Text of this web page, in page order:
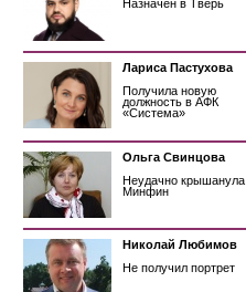
Назначен в Тверь
Лариса Пастухова
Получила новую
должность в АФК
«Система»
Ольга Свинцова
Неудачно крышанула
Минфин
Николай Любимов
Не получил портрет